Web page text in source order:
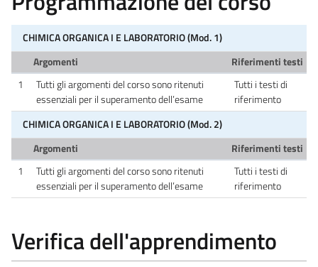
CHIMICA ORGANICA I E LABORATORIO (Mod. 1)
Argomenti
Riferimenti testi
1
Tutti gli argomenti del corso sono ritenuti
essenziali per il superamento dell’esame
Tutti i testi di
riferimento
CHIMICA ORGANICA I E LABORATORIO (Mod. 2)
Argomenti
Riferimenti testi
1
Tutti gli argomenti del corso sono ritenuti
essenziali per il superamento dell’esame
Tutti i testi di
riferimento
Verifica dell'apprendimento